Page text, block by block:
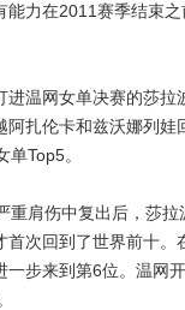
力在2011赛季结束
网女单决赛的莎拉
扎伦卡和兹沃娜列
Top5。
肩伤中复出后，莎拉
次回到了世界前十
步来到第6位。温网